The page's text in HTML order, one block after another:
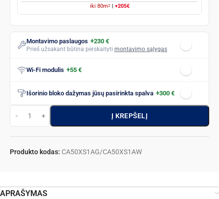
iki 80m2 +205€
Montavimo paslaugos +230 €
Prieš užsakant būtina perskaityti montavimo sąlygas
Wi-Fi modulis +55 €
Išorinio bloko dažymas jūsų pasirinkta spalva +300 €
Į KREPŠELĮ
Produkto kodas: CA50XS1AG/CA50XS1AW
APRAŠYMAS